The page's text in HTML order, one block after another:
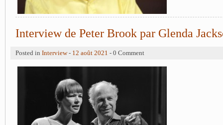
Interview de Peter Brook par Glenda
Posted in Interview- 12 août 2021 - 0 Comment